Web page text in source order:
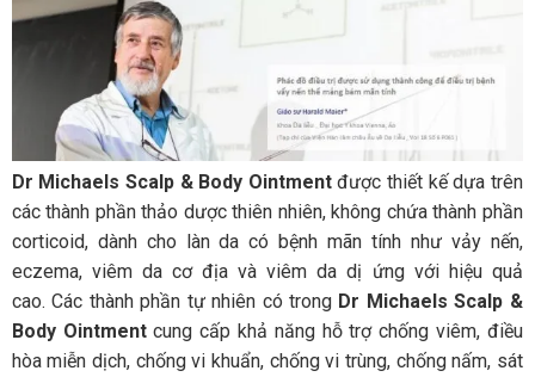
Dr Michaels Scalp & Body Ointmentđược thiết kế dựa trên
các thành phần thảo dược thiên nhiên, không chứa thành phần
corticoid, dành cho làn da có bệnh mãn tính như vảy nến,
eczema, viêm da cơ địa và viêm da dị ứng với hiệu quả
cao. Các thành phần tự nhiên có trong Dr Michaels Scalp &
Body Ointmentcung cấp khả năng hỗ trợ chống viêm, điều
hòa miễn dịch, chống vi khuẩn, chống vi trùng, chống nấm, sát